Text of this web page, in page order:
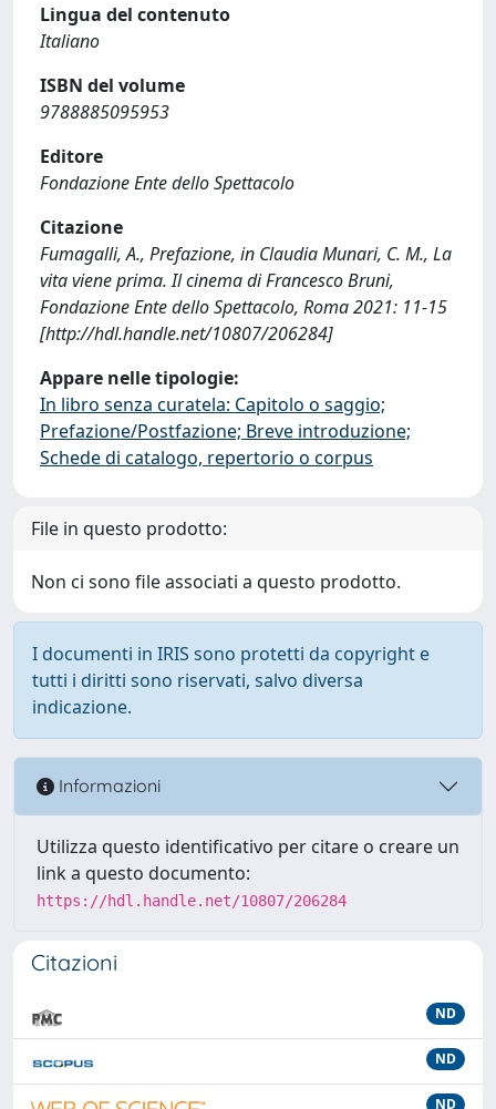
Lingua del contenuto
Italiano
ISBN del volume
9788885095953
Editore
Fondazione Ente dello Spettacolo
Citazione
Fumagalli, A., Prefazione, in Claudia Munari, C. M., La
vita viene prima. Il cinema di Francesco Bruni,
Fondazione Ente dello Spettacolo, Roma 2021: 11-15
[http://hdl.handle.net/10807/206284]
Appare nelle tipologie:
In libro senza curatela: Capitolo o saggio;
Prefazione/Postfazione; Breve introduzione;
Schede di catalogo, repertorio o corpus
File in questo prodotto:
Non ci sono file associati a questo prodotto.
I documenti in IRIS sono protetti da copyright e
tutti i diritti sono riservati, salvo diversa
indicazione.
Informazioni
Utilizza questo identificativo per citare o creare un
link a questo documento:
https://hdl.handle.net/10807/206284
Citazioni
ND
ND
ND